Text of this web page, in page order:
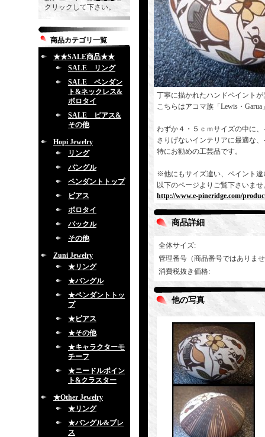
クリックして下さい。
商品カテゴリ一覧
★★SALE商品★★
SALE リング
SALE ペンダン
ト&ネックレス&
ボロタイ
SALE ピアス&
その他
Hopi Jewelry
リング
バングル
ペンダントトップ
ピアス
ボロタイ
バックル
その他
Zuni Jewelry
★リング
★バングル
★ペンダントトッ
プ
★ピアス
★その他
★キャラクターモ
チーフ
★ニードルポイン
ト&クラスター
★Other Jewelry
★リング
★バングル&ブレ
ス
丁寧に描かれたハンドペイント
こちらはアコマ族「Lewis・
わずか４・５ｃｍサイズの中に
さりげないインテリアに最適な
特にお勧めの工芸品です。
※他にもサイズ違い、ペイント
以下のページよりご覧下さいませ
http://www.e-pineridge.com/
商品詳細
全体サイズ:
管理番号（商品番号ではありま
消費税抜き価格:
他の写真